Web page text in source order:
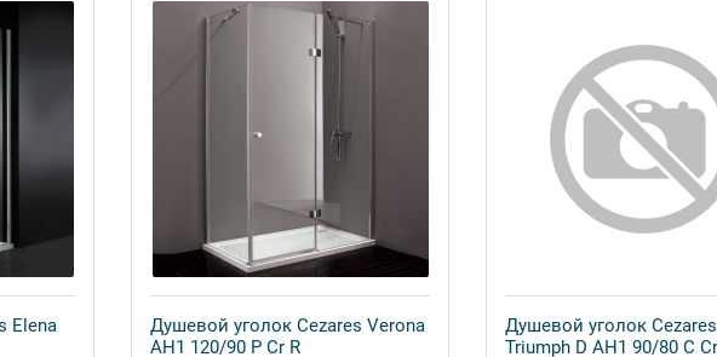
Elena
Душевой уголок Cezares Verona
AH1 120/90 P Cr R
Душевой уголок Cezares
Triumph D AH1 90/80 C